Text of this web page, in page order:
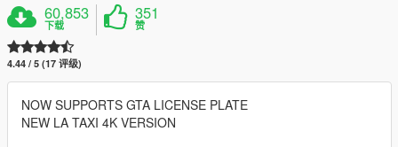
60,853
下载
351
赞
4.44 / 5 (17 评级)
NOW SUPPORTS GTA LICENSE PLATE
NEW LA TAXI 4K VERSION